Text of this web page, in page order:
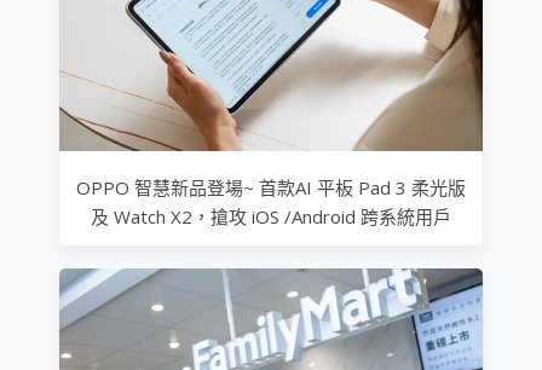
OPPO 智慧新品登場~ 首款AI 平板 Pad 3 柔光版
及 Watch X2，搶攻 iOS /Android 跨系統用戶